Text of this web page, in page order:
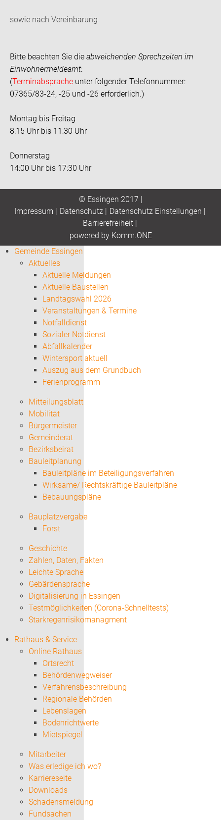
sowie nach Vereinbarung
Bitte beachten Sie die abweichenden Sprechzeiten im
Einwohnermeldeamt:
(Terminabsprache unter folgender Telefonnummer:
07365/83-24, -25 und -26 erforderlich.)
Montag bis Freitag
8:15 Uhr bis 11:30 Uhr
Donnerstag
14:00 Uhr bis 17:30 Uhr
© Essingen 2017 |
Impressum | Datenschutz| Datenschutz Einstellungen |
Barrierefreiheit|
powered by Komm.ONE
Gemeinde Essingen
Aktuelles
Aktuelle Meldungen
Aktuelle Baustellen
Landtagswahl 2026
Veranstaltungen & Termine
Notfalldienst
Sozialer Notdienst
Abfallkalender
Wintersport aktuell
Auszug aus dem Grundbuch
Ferienprogramm
Mitteilungsblatt
Mobilität
Bürgermeister
Gemeinderat
Bezirksbeirat
Bauleitplanung
Bauleitpläne im Beteiligungsverfahren
Wirksame/ Rechtskräftige Bauleitpläne
Bebauungspläne
Bauplatzvergabe
Forst
Geschichte
Zahlen, Daten, Fakten
Leichte Sprache
Gebärdensprache
Digitalisierung in Essingen
Testmöglichkeiten (Corona-Schnelltests)
Starkregenrisikomanagment
Rathaus & Service
Online Rathaus
Ortsrecht
Behördenwegweiser
Verfahrensbeschreibung
Regionale Behörden
Lebenslagen
Bodenrichtwerte
Mietspiegel
Mitarbeiter
Was erledige ich wo?
Karriereseite
Downloads
Schadensmeldung
Fundsachen